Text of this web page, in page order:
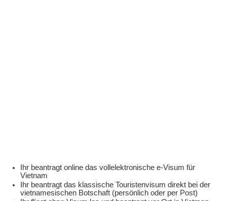
Ihr beantragt online das vollelektronische e-Visum für
Vietnam
Ihr beantragt das klassische Touristenvisum direkt bei der
vietnamesischen Botschaft (persönlich oder per Post)